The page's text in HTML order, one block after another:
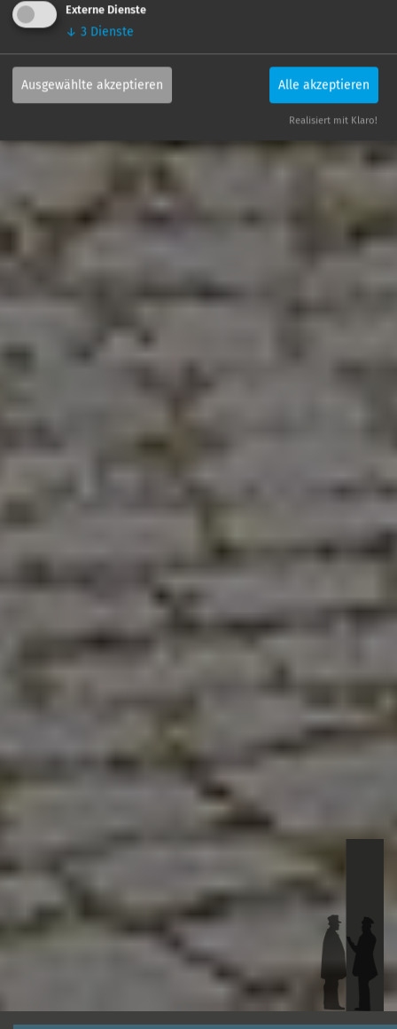
Externe Dienste
↓ 3 Dienste
Ausgewählte akzeptieren Alle akzeptieren
Realisiert mit Klaro!